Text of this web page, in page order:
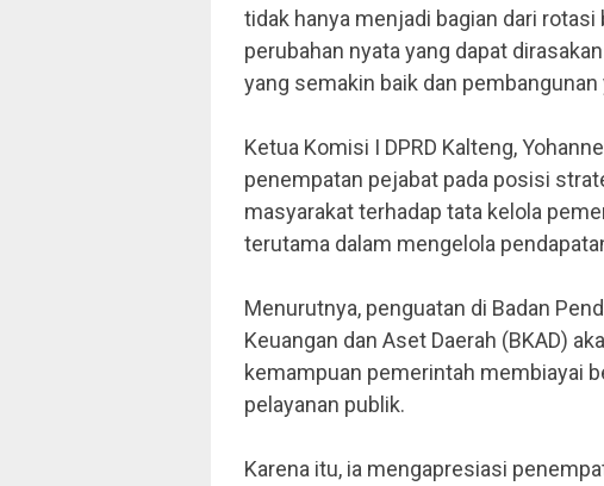
tidak hanya menjadi bagian dari
perubahan nyata yang dapat
yang semakin baik dan
Ketua Komisi I DPRD Kalteng,
penempatan pejabat pada posisi
masyarakat terhadap tata kelola
terutama dalam mengelola
Menurutnya, penguatan di Badan
Keuangan dan Aset Daerah (BKAD)
kemampuan pemerintah membiayai
pelayanan publik.
Karena itu, ia mengapresiasi